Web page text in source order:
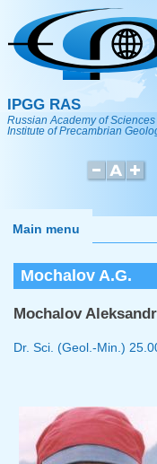
Skip to main content
IPGG RAS
Russian Academy of Sciences
Institute of Precambrian
Main menu
Mochalov A.G.
Mochalov
Dr. Sci. (Geol.-Min.)